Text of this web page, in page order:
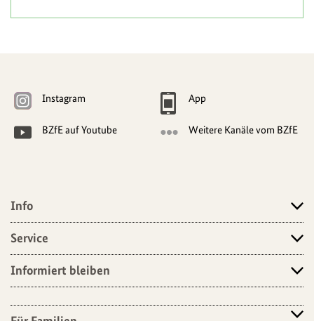
Navigationsmöglichkeiten
Instagram App
BZfE auf Youtube Weitere Kanäle vom BZfE
Angebote
Info
Service
Informiert bleiben